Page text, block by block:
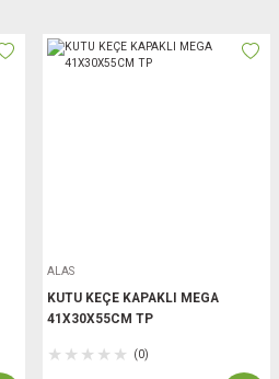
ALAS
KUTU KEÇE KAPAKLI MEGA
41X30X55CM TP
(0)